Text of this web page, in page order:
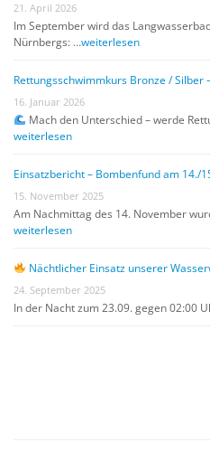
21. April 2026
Im September wird das
Nürnbergs: …weiterlesen
Rettungsschwimmkurs Bronze / Silber
16. Januar 2026
Mach den Unterschied – werde
weiterlesen
Einsatzbericht – Bombenfund am 14./
15. November 2025
Am Nachmittag des 14. November
weiterlesen
Nächtlicher Einsatz unserer
24. September 2025
In der Nacht zum 23.09. gegen 02:00